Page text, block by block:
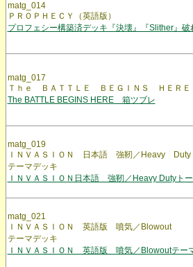
matg_014
ＰＲＯＰＨＥＣＹ（英語版）
プロフェシー構築済デッキ『決壊』『Slither』破
matg_017
Ｔｈｅ ＢＡＴＴＬＥ ＢＥＧＩＮＳ ＨＥＲＥ
The BATTLE BEGINS HERE 箱ツブレ
matg_019
ＩＮＶＡＳＩＯＮ 日本語 強靭／Heavy
テーマデッキ
ＩＮＶＡＳＩＯＮ日本語 強靭／Heavy Dutyト
matg_021
ＩＮＶＡＳＩＯＮ 英語版 噴気／
テーマデッキ
ＩＮＶＡＳＩＯＮ 英語版 噴気／Blowoutテー